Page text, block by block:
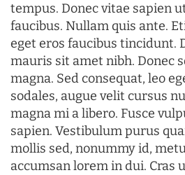
tempus. Donec vitae sapien
faucibus. Nullam quis ante.
eget eros faucibus tincidunt.
mauris sit amet nibh. Donec
magna. Sed consequat, leo
sodales, augue velit cursus
magna mi a libero. Fusce
sapien. Vestibulum purus
mollis sed, nonummy id,
accumsan lorem in dui. Cras